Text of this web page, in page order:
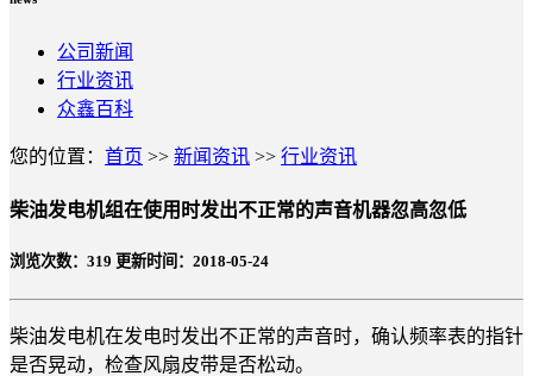
公司新闻
行业资讯
众鑫百科
您的位置： 首页 >> 新闻资讯 >> 行业资讯
柴油发电机组在使用时发出不正常的声音机器忽高忽低
浏览次数： 319 更新时间：2018-05-24
柴油发电机在发电时发出不正常的声音时，确认频率表的指针
是否晃动，检查风扇皮带是否松动。